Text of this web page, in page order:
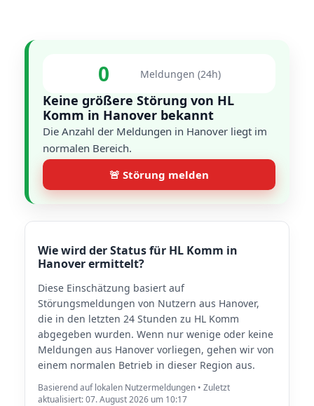
0 Meldungen (24h)
Keine größere Störung von HL
Komm in Hanover bekannt
Die Anzahl der Meldungen in Hanover liegt im
normalen Bereich.
🚨 Störung melden
Wie wird der Status für HL Komm in
Hanover ermittelt?
Diese Einschätzung basiert auf
Störungsmeldungen von Nutzern aus Hanover,
die in den letzten 24 Stunden zu HL Komm
abgegeben wurden. Wenn nur wenige oder keine
Meldungen aus Hanover vorliegen, gehen wir von
einem normalen Betrieb in dieser Region aus.
Basierend auf lokalen Nutzermeldungen • Zuletzt
aktualisiert: 07. August 2026 um 10:17